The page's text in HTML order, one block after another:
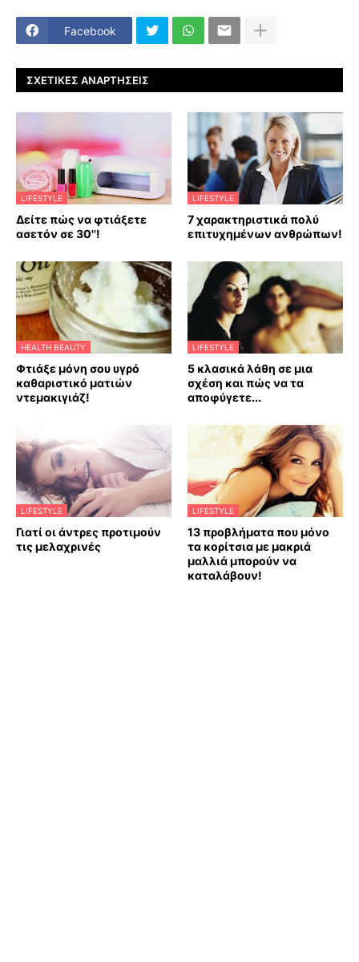
Facebook
ΣΧΕΤΙΚΈΣ ΑΝΑΡΤΉΣΕΙΣ
LIFESTYLE
Δείτε πώς να φτιάξετε
ασετόν σε 30''!
LIFESTYLE
7 χαρακτηριστικά πολύ
επιτυχημένων ανθρώπων!
HEALTH BEAUTY
Φτιάξε μόνη σου υγρό
καθαριστικό ματιών
ντεμακιγιάζ!
LIFESTYLE
5 κλασικά λάθη σε μια
σχέση και πώς να τα
αποφύγετε...
LIFESTYLE
Γιατί οι άντρες προτιμούν
τις μελαχρινές
LIFESTYLE
13 προβλήματα που μόνο
τα κορίτσια με μακριά
μαλλιά μπορούν να
καταλάβουν!